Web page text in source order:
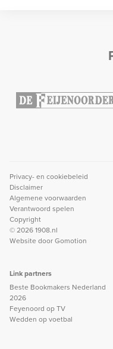
Privacy- en cookiebeleid
Disclaimer
Algemene voorwaarden
Verantwoord spelen
Copyright
© 2026 1908.nl
Website doorGomotion
Link partners
Beste Bookmakers Nederland
2026
Feyenoord op TV
Wedden op voetbal